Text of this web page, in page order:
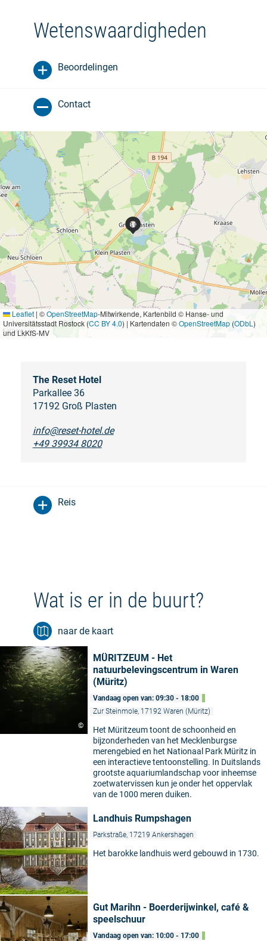
Wetenswaardigheden
Beoordelingen
Contact
Leaflet | ©OpenStreetMap-Mitwirkende, Kartenbild © Hanse- und
Universitätsstadt Rostock (CC BY 4.0) | Kartendaten ©OpenStreetMap (ODbL )
und LkKfS-MV
The Reset Hotel
Parkallee 36
17192 Groß Plasten
info@reset-hotel.de
+49 39934 8020
Reis
Wat is er in de buurt?
naar de kaart
©
MÜRITZEUM - Het
natuurbelevingscentrum in Waren
(Müritz)
Vandaag open van: 09:30 - 18:00
Zur Steinmole, 17192 Waren (Müritz)
Het Müritzeum toont de schoonheid en
bijzonderheden van het Mecklenburgse
merengebied en het Nationaal Park Müritz in
een interactieve tentoonstelling. In Duitslands
grootste aquariumlandschap voor inheemse
zoetwatervissen kun je onder het oppervlak
van de 1000 meren duiken.
Landhuis Rumpshagen
Parkstraße, 17219 Ankershagen
Het barokke landhuis werd gebouwd in 1730.
Gut Marihn - Boerderijwinkel, café &
speelschuur
Vandaag open van: 10:00 - 17:00